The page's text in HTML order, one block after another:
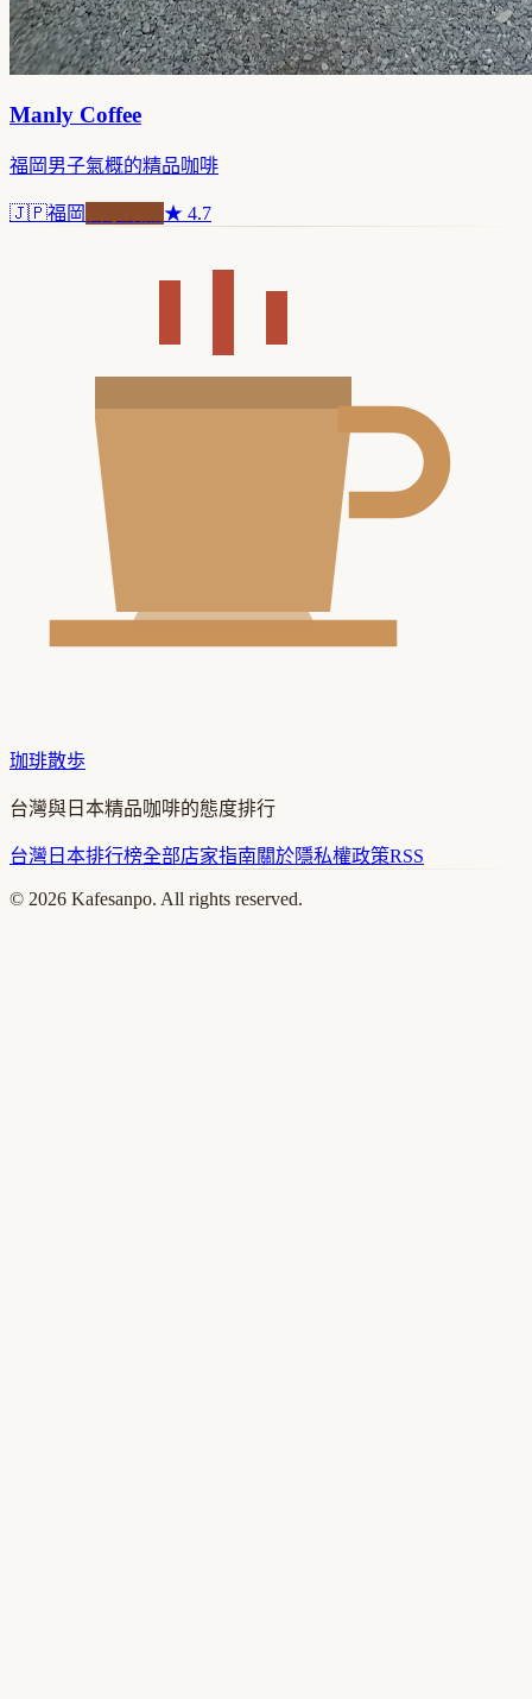
Manly Coffee
福岡男子氣概的精品咖啡
🇯🇵福岡 ★ 4.7
珈琲散歩
台灣與日本精品咖啡的態度排行
台灣 日本排行榜全部店家指南關於隱私權政策RSS
© 2026 Kafesanpo. All rights reserved.